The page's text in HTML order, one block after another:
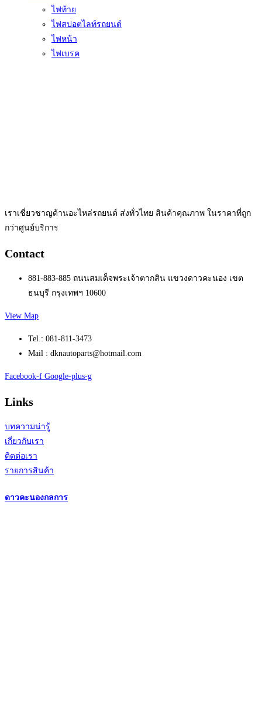
ไฟท้าย
ไฟสปอตไลท์รถยนต์
ไฟหน้า
ไฟเบรค
เราเชี่ยวชาญด้านอะไหล่รถยนต์ ส่งทั่วไทย สินค้าคุณภาพ ในราคาที่ถูก
กว่าศูนย์บริการ
Contact
881-883-885 ถนนสมเด็จพระเจ้าตากสิน แขวงดาวคะนอง เขต
ธนบุรี กรุงเทพฯ 10600
View Map
Tel.: 081-811-3473
Mail : dknautoparts@hotmail.com
Facebook-f Google-plus-g
Links
บทความน่ารู้
เกี่ยวกับเรา
ติดต่อเรา
รายการสินค้า
ดาวคะนองกลการ